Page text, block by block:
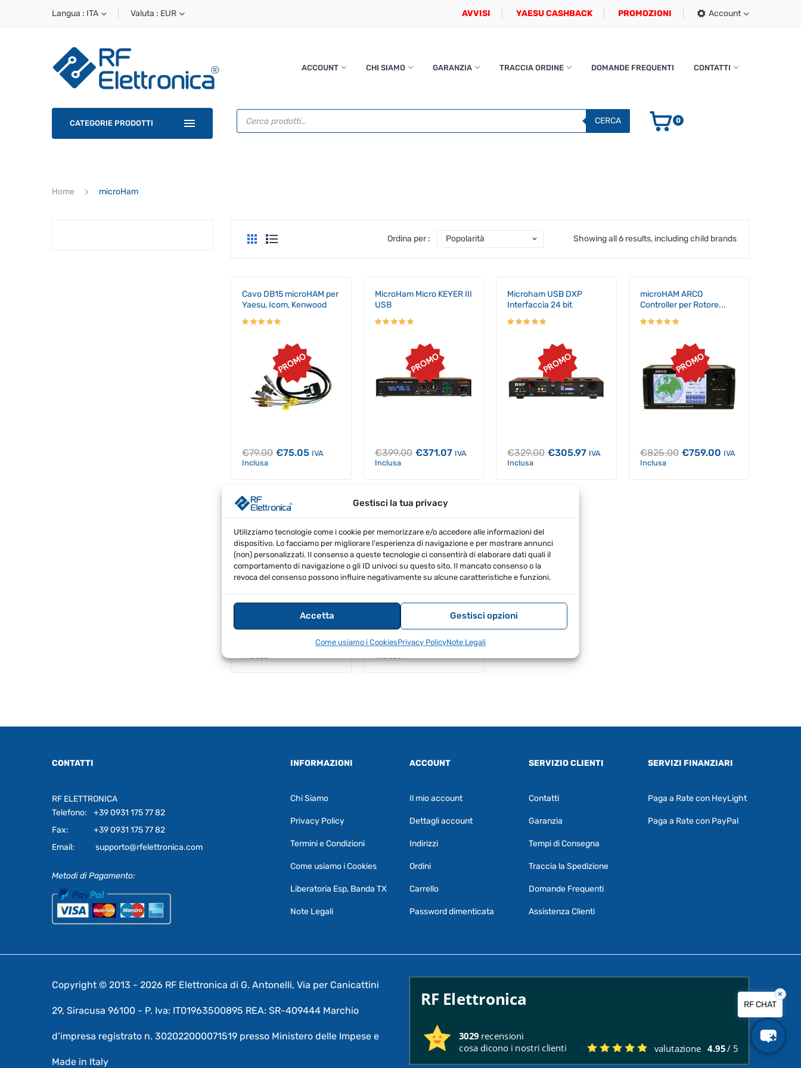
Gestisci la tua privacy
Utilizziamo tecnologie come i cookie per memorizzare e/o accedere alle informazioni del
dispositivo. Lo facciamo per migliorare l'esperienza di navigazione e per mostrare annunci
(non) personalizzati. Il consenso a queste tecnologie ci consentirà di elaborare dati quali il
comportamento di navigazione o gli ID univoci su questo sito. Il mancato consenso o la
revoca del consenso possono influire negativamente su alcune caratteristiche e funzioni.
Accetta Gestisci opzioni
Come usiamo i CookiesPrivacy PolicyNote Legali
Langua : ITA Valuta : EUR AVVISI YAESU CASHBACK PROMOZIONI Account
ACCOUNT CHI SIAMO GARANZIA TRACCIA ORDINE DOMANDE FREQUENTI CONTATTI
CATEGORIE PRODOTTI
Ricerca
prodotti
CERCA 0
Home microHam
Showing all 6 results, including child brands
Ordina per : Popolarità
Cavo DB15 microHAM per
Yaesu, Icom, Kenwood
PROMO
€79.00 Il
€75.05IlIVA
Inclusa
MicroHam Micro KEYER III
USB
PROMO
€399.00 Il
€371.07IlIVA
Inclusa
Microham USB DXP
Interfaccia 24 bit
PROMO
€329.00 Il
€305.97IlIVA
Inclusa
microHAM ARCO
Controller per Rotore...
PROMO
€825.00 Il
€759.00IlIVA
Inclusa
microHAM Controller
PROMO
originale
851.00Il
attuale
IVA
Inclusa
microHAM TRIO
PROMO
€829.00 Il
originale
€762.68Il
attuale
IVA
Inclusa
CONTATTI
RF ELETTRONICA
Telefono:
+39 0931 175 77 82
Fax:
+39 0931 175 77 82
Email:
supporto@rfelettronica.com
Metodi di Pagamento:
INFORMAZIONI
Chi Siamo
Privacy Policy
Termini e Condizioni
Come usiamo i Cookies
Liberatoria Esp, Banda TX
Note Legali
ACCOUNT
Il mio account
Dettagli account
Indirizzi
Ordini
Carrello
Password dimenticata
SERVIZIO CLIENTI
Contatti
Garanzia
Tempi di Consegna
Traccia la Spedizione
Domande Frequenti
Assistenza Clienti
SERVIZI FINANZIARI
Paga a Rate con HeyLight
Paga a Rate con PayPal
Copyright © 2013 - 2026 RF Elettronica di G. Antonelli, Via per Canicattini
29, Siracusa 96100 - P. Iva: IT01963500895 REA: SR-409444 Marchio
d’impresa registrato n. 302022000071519 presso Ministero delle Impese e
Made in Italy
RF Elettronica
3029 recensioni
cosa dicono i nostri clienti
valutazione 4.95/ 5
RF Assist
Puoi chiedermi informazioni generali o
specifiche su certi prodotti.
prodotto
RF CHAT
×